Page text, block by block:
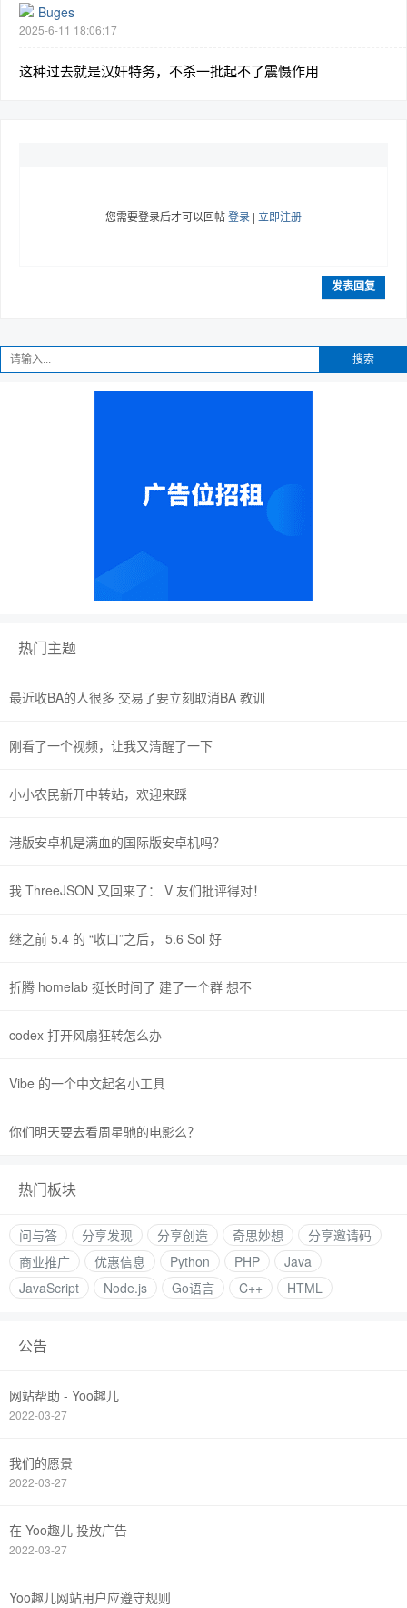
Buges
2025-6-11 18:06:17
这种过去就是汉奸特务，不杀一批起不了震慑作用
您需要登录后才可以回帖登录 | 立即注册
发表回复
搜索
热门主题
最近收BA的人很多 交易了要立刻取消BA 教训
刚看了一个视频，让我又清醒了一下
小小农民新开中转站，欢迎来踩
港版安卓机是满血的国际版安卓机吗？
我 ThreeJSON 又回来了： V 友们批评得对！
继之前 5.4 的 “收口”之后， 5.6 Sol 好
折腾 homelab 挺长时间了 建了一个群 想不
codex 打开风扇狂转怎么办
Vibe 的一个中文起名小工具
你们明天要去看周星驰的电影么？
热门板块
问与答 分享发现 分享创造 奇思妙想
分享邀请码
商业推广
优惠信息 Python PHP
Java
JavaScript
Node.js Go语言 C++ HTML
公告
网站帮助 - Yoo趣儿
2022-03-27
我们的愿景
2022-03-27
在 Yoo趣儿 投放广告
2022-03-27
Yoo趣儿网站用户应遵守规则